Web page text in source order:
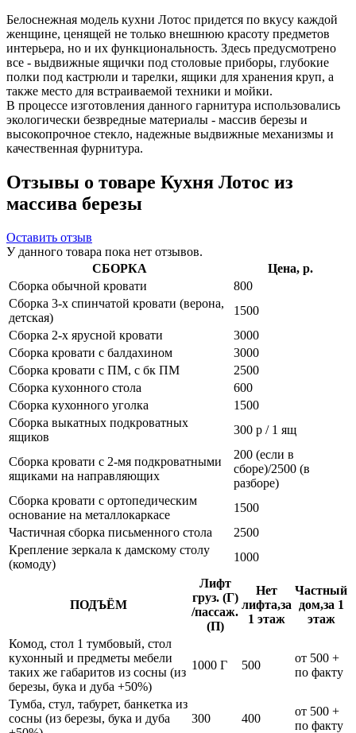
Белоснежная модель кухни Лотос придется по вкусу каждой
женщине, ценящей не только внешнюю красоту предметов
интерьера, но и их функциональность. Здесь предусмотрено
все - выдвижные ящички под столовые приборы, глубокие
полки под кастрюли и тарелки, ящики для хранения круп, а
также место для встраиваемой техники и мойки.
В процессе изготовления данного гарнитура использовались
экологически безвредные материалы - массив березы и
высокопрочное стекло, надежные выдвижные механизмы и
качественная фурнитура.
Отзывы о товаре Кухня Лотос из
массива березы
Оставить отзыв
У данного товара пока нет отзывов.
СБОРКА
Цена, р.
Сборка обычной кровати
800
Сборка 3-х спинчатой кровати (верона,
детская)
1500
Сборка 2-х ярусной кровати
3000
Сборка кровати с балдахином
3000
Сборка кровати с ПМ, с бк ПМ
2500
Сборка кухонного стола
600
Сборка кухонного уголка
1500
Сборка выкатных подкроватных
ящиков
300 р / 1 ящ
Сборка кровати с 2-мя подкроватными
ящиками на направляющих
200 (если в
сборе)/2500 (в
разборе)
Сборка кровати с ортопедическим
основание на металлокаркасе
1500
Частичная сборка письменного стола
2500
Крепление зеркала к дамскому столу
(комоду)
1000
ПОДЪЁМ
Лифт
груз. (Г)
/пассаж.
(П)
Нет
лифта,за
1 этаж
Частный
дом,за 1
этаж
Комод, стол 1 тумбовый, стол
кухонный и предметы мебели
таких же габаритов из сосны (из
березы, бука и дуба +50%)
1000 Г 500
от 500 +
по факту
Тумба, стул, табурет, банкетка из
сосны (из березы, бука и дуба
300 400
от 500 +
по факту